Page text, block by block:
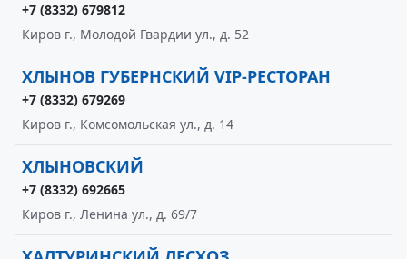
+7 (8332) 679812
Киров г., Молодой Гвардии ул., д. 52
ХЛЫНОВ ГУБЕРНСКИЙ VIP-РЕСТОРАН
+7 (8332) 679269
Киров г., Комсомольская ул., д. 14
ХЛЫНОВСКИЙ
+7 (8332) 692665
Киров г., Ленина ул., д. 69/7